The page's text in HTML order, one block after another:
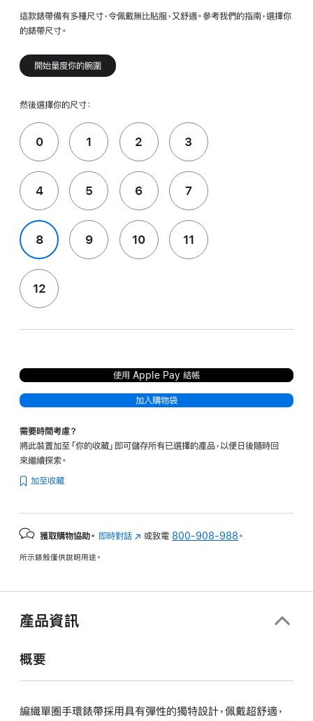
這款錶帶備有多種尺寸，令佩戴無比貼服，又舒適。參考我們的指南，選擇你
的錶帶尺寸。
開始量度你的腕圍
然後選擇你的尺寸：
0 1 2 3
4 5 6 7
8 9 10 11
12
使用 Apple Pay 結帳
加入購物袋
需要時間考慮？
將此裝置加至「你的收藏」即可儲存所有已選擇的產品，以便日後隨時回
來繼續探索。
加至收藏
獲取購物協助。 即時對話 (以
開
或致電 800-908-988 。
所示錶殼僅供說明用途。
產品資訊
概要
編織單圈手環錶帶採用具有彈性的獨特設計，佩戴超舒適，